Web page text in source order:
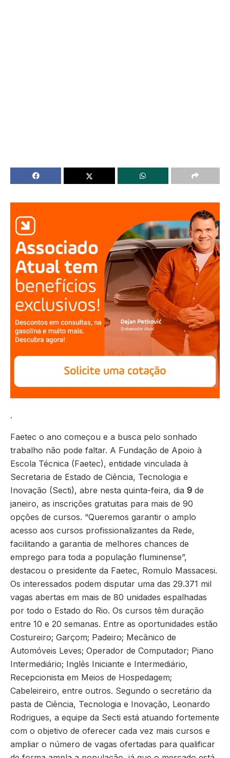
.
Faetec o ano começou e a busca pelo sonhado
trabalho não pode faltar. A Fundação de Apoio à
Escola Técnica (Faetec), entidade vinculada à
Secretaria de Estado de Ciência, Tecnologia e
Inovação (Secti), abre nesta quinta-feira, dia 9 de
janeiro, as inscrições gratuitas para mais de 90
opções de cursos. “Queremos garantir o amplo
acesso aos cursos profissionalizantes da Rede,
facilitando a garantia de melhores chances de
emprego para toda a população fluminense”,
destacou o presidente da Faetec, Romulo Massacesi.
Os interessados podem disputar uma das 29.371 mil
vagas abertas em mais de 80 unidades espalhadas
por todo o Estado do Rio. Os cursos têm duração
entre 10 e 20 semanas. Entre as oportunidades estão
Costureiro; Garçom; Padeiro; Mecânico de
Automóveis Leves; Operador de Computador; Piano
Intermediário; Inglês Iniciante e Intermediário,
Recepcionista em Meios de Hospedagem;
Cabeleireiro, entre outros. Segundo o secretário da
pasta de Ciência, Tecnologia e Inovação, Leonardo
Rodrigues, a equipe da Secti está atuando fortemente
com o objetivo de oferecer cada vez mais cursos e
ampliar o número de vagas ofertadas para qualificar